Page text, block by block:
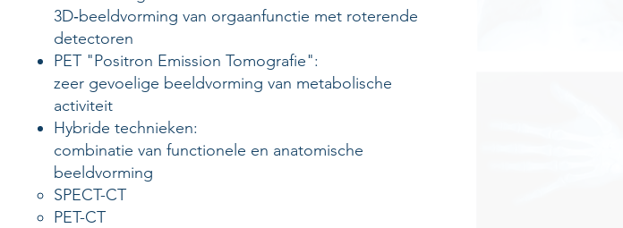
3D‑beeldvorming van orgaanfunctie met roterende
detectoren
PET "Positron Emission Tomografie":
zeer gevoelige beeldvorming van metabolische
activiteit
Hybride technieken:
combinatie van functionele en anatomische
beeldvorming
SPECT-CT​
PET-CT